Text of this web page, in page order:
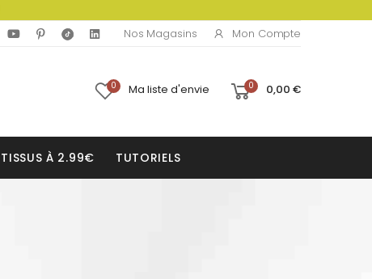
Nos Magasins Mon Compte
0 Ma liste d'envie 0 0,00 €
TISSUS À 2.99€ TUTORIELS